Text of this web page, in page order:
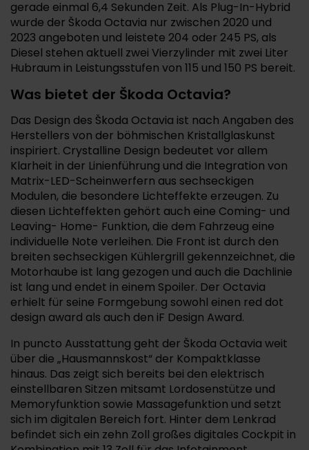
gerade einmal 6,4 Sekunden Zeit. Als Plug-In-Hybrid
wurde der Škoda Octavia nur zwischen 2020 und
2023 angeboten und leistete 204 oder 245 PS, als
Diesel stehen aktuell zwei Vierzylinder mit zwei Liter
Hubraum in Leistungsstufen von 115 und 150 PS bereit.
Was bietet der Škoda Octavia?
Das Design des Škoda Octavia ist nach Angaben des
Herstellers von der böhmischen Kristallglaskunst
inspiriert. Crystalline Design bedeutet vor allem
Klarheit in der Linienführung und die Integration von
Matrix-LED-Scheinwerfern aus sechseckigen
Modulen, die besondere Lichteffekte erzeugen. Zu
diesen Lichteffekten gehört auch eine Coming- und
Leaving- Home- Funktion, die dem Fahrzeug eine
individuelle Note verleihen. Die Front ist durch den
breiten sechseckigen Kühlergrill gekennzeichnet, die
Motorhaube ist lang gezogen und auch die Dachlinie
ist lang und endet in einem Spoiler. Der Octavia
erhielt für seine Formgebung sowohl einen red dot
design award als auch den iF Design Award.
In puncto Ausstattung geht der Škoda Octavia weit
über die „Hausmannskost“ der Kompaktklasse
hinaus. Das zeigt sich bereits bei den elektrisch
einstellbaren Sitzen mitsamt Lordosenstütze und
Memoryfunktion sowie Massagefunktion und setzt
sich im digitalen Bereich fort. Hinter dem Lenkrad
befindet sich ein zehn Zoll großes digitales Cockpit in